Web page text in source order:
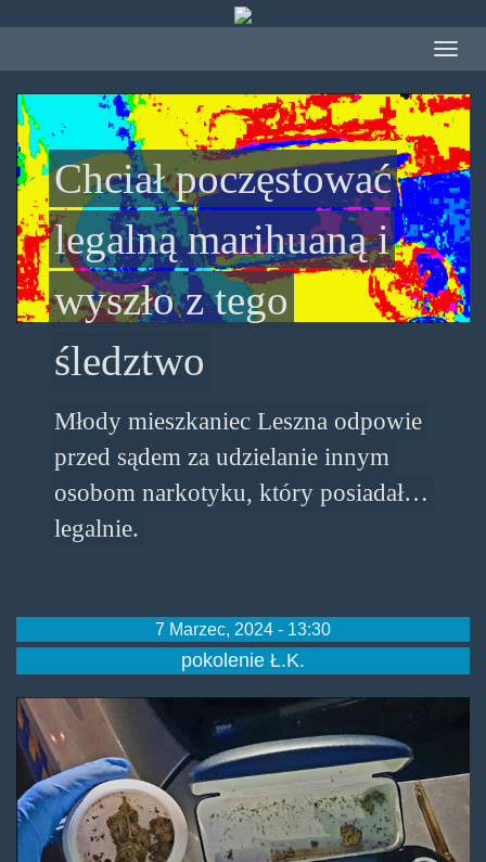
treści
Toggle
Chciał poczęstować
legalną marihuaną i
wyszło z tego
śledztwo
Młody mieszkaniec Leszna odpowie
przed sądem za udzielanie innym
osobom narkotyku, który posiadał…
legalnie.
7 Marzec, 2024 - 13:30
pokolenie Ł.K.
chcial-
poczestowac-
legalna-
marihuana.png